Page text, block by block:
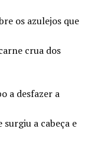
os azulejos que
crua dos
a desfazer a
a cabeça e